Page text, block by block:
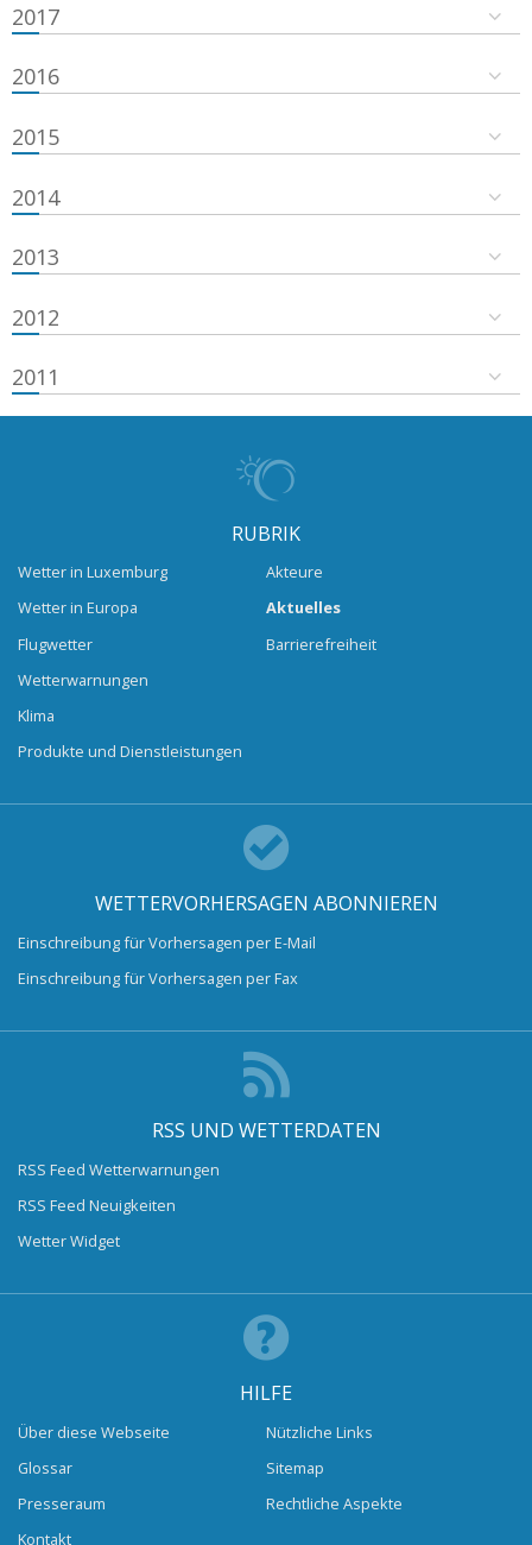
2017
2016
2015
2014
2013
2012
2011
RUBRIK
Wetter in Luxemburg
Wetter in Europa
Flugwetter
Wetterwarnungen
Klima
Produkte und Dienstleistungen
Akteure
Aktuelles
Barrierefreiheit
WETTERVORHERSAGEN ABONNIEREN
Einschreibung für Vorhersagen per E-Mail
Einschreibung für Vorhersagen per Fax
RSS UND WETTERDATEN
RSS Feed Wetterwarnungen
RSS Feed Neuigkeiten
Wetter Widget
HILFE
Über diese Webseite
Glossar
Presseraum
Kontakt
Nützliche Links
Sitemap
Rechtliche Aspekte